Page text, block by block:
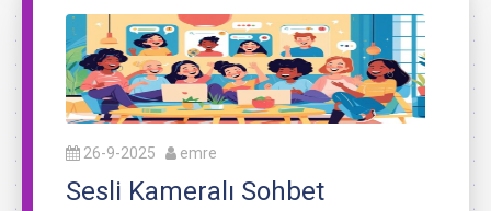
26-9-2025 emre
Sesli Kameralı Sohbet